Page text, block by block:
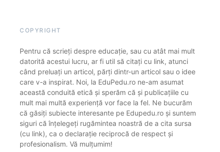
COPYRIGHT
Pentru că scrieți despre educație, sau cu atât mai mult
datorită acestui lucru, ar fi util să citați cu link, atunci
când preluați un articol, părți dintr-un articol sau o idee
care v-a inspirat. Noi, la EduPedu.ro ne-am asumat
această conduită etică și sperăm că și publicațiile cu
mult mai multă experiență vor face la fel. Ne bucurăm
că găsiți subiecte interesante pe Edupedu.ro și suntem
siguri că înțelegeți rugămintea noastră de a cita sursa
(cu link), ca o declarație reciprocă de respect și
profesionalism. Vă mulțumim!